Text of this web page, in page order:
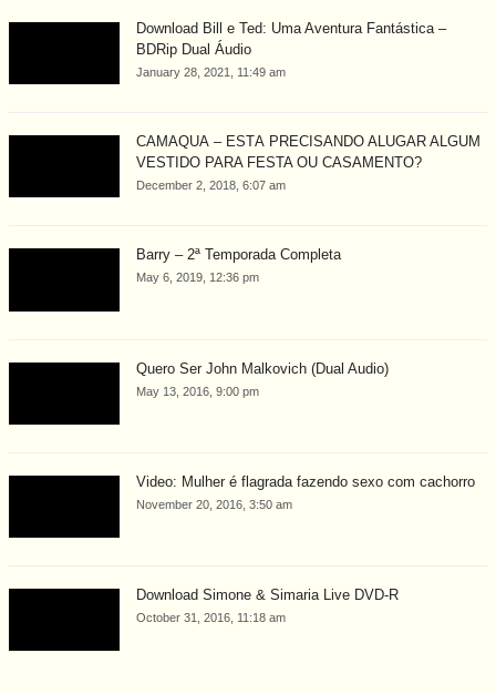
Download Bill e Ted: Uma Aventura Fantástica –
BDRip Dual Áudio
January 28, 2021, 11:49 am
CAMAQUÃ – ESTÁ PRECISANDO ALUGAR ALGUM
VESTIDO PARA FESTA OU CASAMENTO?
December 2, 2018, 6:07 am
Barry – 2ª Temporada Completa
May 6, 2019, 12:36 pm
Quero Ser John Malkovich (Dual Audio)
May 13, 2016, 9:00 pm
Video: Mulher é flagrada fazendo sexo com cachorro
November 20, 2016, 3:50 am
Download Simone & Simaria Live DVD-R
October 31, 2016, 11:18 am